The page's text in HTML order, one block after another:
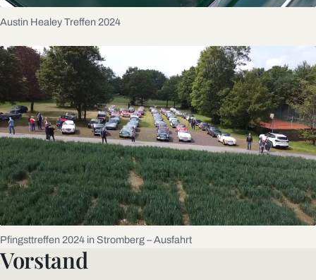
Austin Healey Treffen 2024
Pfingsttreffen 2024 in Stromberg – Ausfahrt
Vorstand